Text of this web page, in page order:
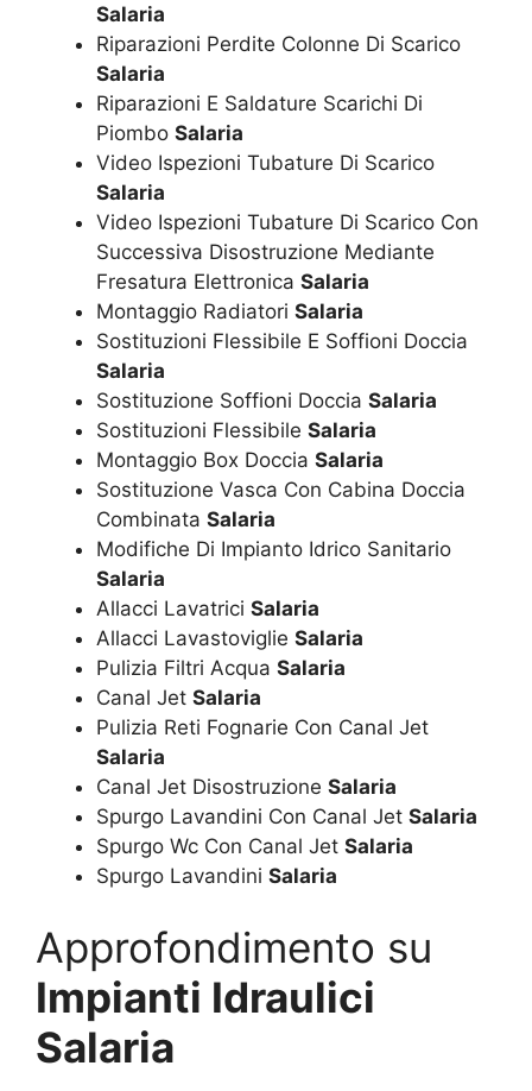
Salaria
Riparazioni Perdite Colonne Di Scarico
Salaria
Riparazioni E Saldature Scarichi Di
Piombo Salaria
Video Ispezioni Tubature Di Scarico
Salaria
Video Ispezioni Tubature Di Scarico Con
Successiva Disostruzione Mediante
Fresatura Elettronica Salaria
Montaggio Radiatori Salaria
Sostituzioni Flessibile E Soffioni Doccia
Salaria
Sostituzione Soffioni Doccia Salaria
Sostituzioni Flessibile Salaria
Montaggio Box Doccia Salaria
Sostituzione Vasca Con Cabina Doccia
Combinata Salaria
Modifiche Di Impianto Idrico Sanitario
Salaria
Allacci Lavatrici Salaria
Allacci Lavastoviglie Salaria
Pulizia Filtri Acqua Salaria
Canal Jet Salaria
Pulizia Reti Fognarie Con Canal Jet
Salaria
Canal Jet Disostruzione Salaria
Spurgo Lavandini Con Canal Jet Salaria
Spurgo Wc Con Canal Jet Salaria
Spurgo Lavandini Salaria
Approfondimento su
Impianti Idraulici
Salaria